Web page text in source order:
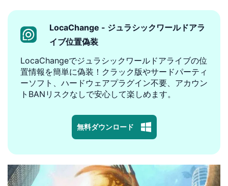
LocaChange - ジュラシックワールドアラ
イブ位置偽装
LocaChangeでジュラシックワールドアライブの位
置情報を簡単に偽装！クラック版やサードパーティ
ーソフト、ハードウェアプラグイン不要、アカウン
トBANリスクなしで安心して楽しめます。
無料ダウンロード